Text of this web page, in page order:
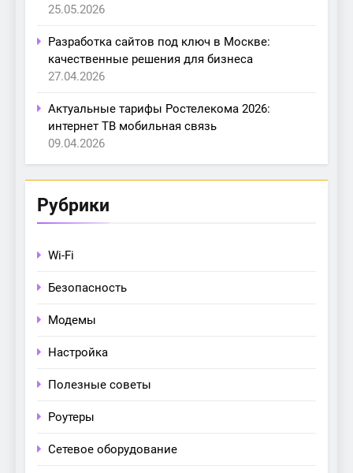
25.05.2026
Разработка сайтов под ключ в Москве:
качественные решения для бизнеса
27.04.2026
Актуальные тарифы Ростелекома 2026:
интернет ТВ мобильная связь
09.04.2026
Рубрики
Wi-Fi
Безопасность
Модемы
Настройка
Полезные советы
Роутеры
Сетевое оборудование